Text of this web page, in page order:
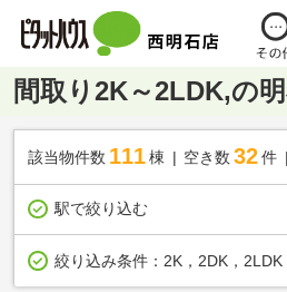
間取り2K～2LDK,の
該当物件数 111棟 空き数 32 件
駅で絞り込む
絞り込み条件： 2K，2DK，2LDK